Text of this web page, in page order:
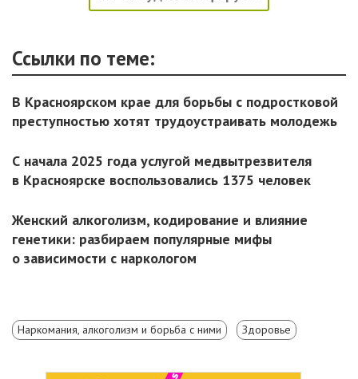
Ссылки по теме:
В Красноярском крае для борьбы с подростковой
преступностью хотят трудоустраивать молодежь
С начала 2025 года услугой медвытрезвителя
в Красноярске воспользовались 1375 человек
Женский алкоголизм, кодирование и влияние
генетики: разбираем популярные мифы
о зависимости с наркологом
Наркомания, алкоголизм и борьба с ними Здоровье